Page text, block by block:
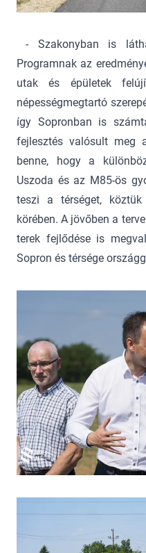
- Szakonyban is
Programnak az
utak és épületek
népességmegtartó
így Sopronban is
fejlesztés valósult meg
benne, hogy a
Uszoda és az M85-ös
teszi a térséget,
körében. A jövőben a
terek fejlődése is
Sopron és térsége